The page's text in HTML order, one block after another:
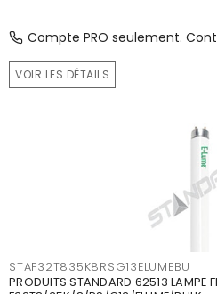
Compte PRO seulement.
VOIR LES DÉTAILS
STAF32T835K8RSG13ELUMEBU
PRODUITS STANDARD 62513 LAMPE